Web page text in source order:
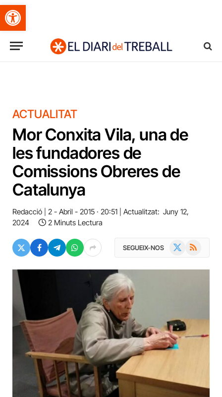
Obre la barra d'eines
ACTUALITAT
Mor Conxita Vila, una de
les fundadores de
Comissions Obreres de
Catalunya
Redacció 2 - Abril - 2015 · 20:51 Actualitzat: Juny 12,
2024
2 Minuts Lectura
SEGUEIX-NOS RSS